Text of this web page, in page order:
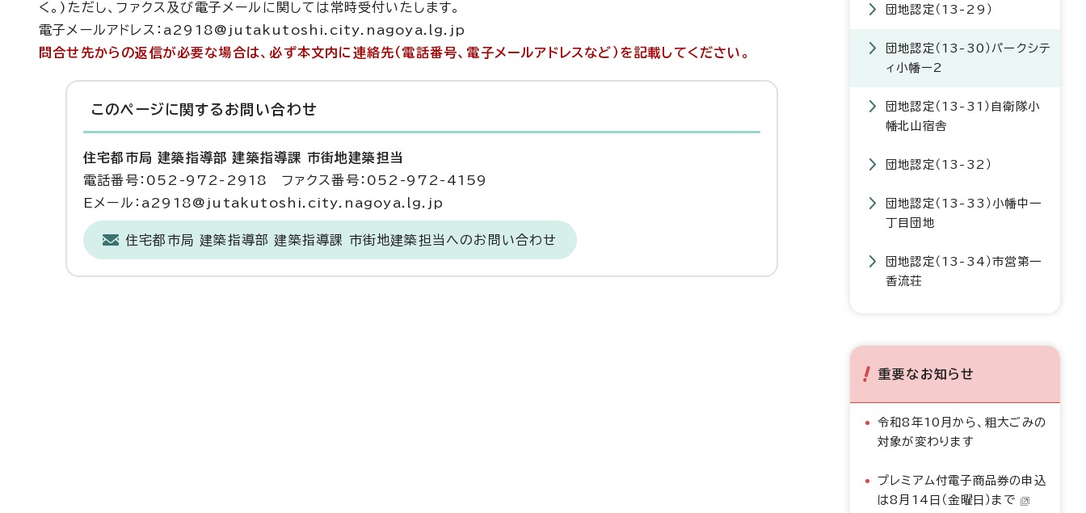
く。)ただし、ファクス及び電子メールに関しては常時受付いたします。
電子メールアドレス：a2918@jutakutoshi.city.nagoya.lg.jp
問合せ先からの返信が必要な場合は、必ず本文内に連絡先（電話番号、電子メールアドレスなど）を記載してください。
このページに関する お問い合わせ
住宅都市局 建築指導部 建築指導課 市街地建築担当
電話番号：052-972-2918 ファクス番号：052-972-4159
Eメール：a2918@jutakutoshi.city.nagoya.lg.jp
住宅都市局 建築指導部 建築指導課 市街地建築担当へのお問い合わせ
団地認定（13-29）
団地認定（13-30）パークシテ
ィ小幡ー2
団地認定（13-31）自衛隊小
幡北山宿舎
団地認定（13-32）
団地認定（13-33）小幡中一
丁目団地
団地認定（13-34）市営第一
香流荘
重要なお知らせ
令和8年10月から、粗大ごみの
対象が変わります
プレミアム付電子商品券の申込
は8月14日（金曜日）まで